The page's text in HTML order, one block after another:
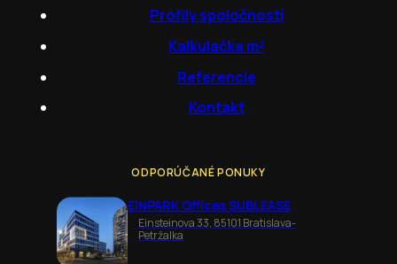
Profily spoločností
Kalkulačka m²
Referencie
Kontakt
ODPORÚČANÉ PONUKY
EINPARK Offices SUBLEASE
Einsteinova 33, 85101 Bratislava-
Petržalka